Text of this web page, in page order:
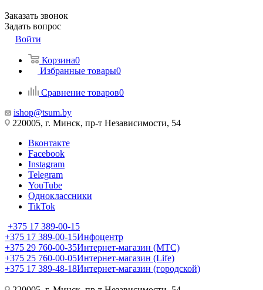
Заказать звонок
Задать вопрос
Войти
Корзина0
Избранные товары0
Сравнение товаров0
ishop@tsum.by
220005, г. Минск, пр-т Независимости, 54
Вконтакте
Facebook
Instagram
Telegram
YouTube
Одноклассники
TikTok
+375 17 389-00-15
+375 17 389-00-15Инфоцентр
+375 29 760-00-35Интернет-магазин (МТС)
+375 25 760-00-05Интернет-магазин (Life)
+375 17 389-48-18Интернет-магазин (городской)